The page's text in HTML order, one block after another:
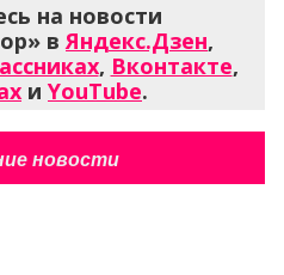
на новости
вЯндекс.Дзен,
, Вконтакте,
и YouTube.
новости